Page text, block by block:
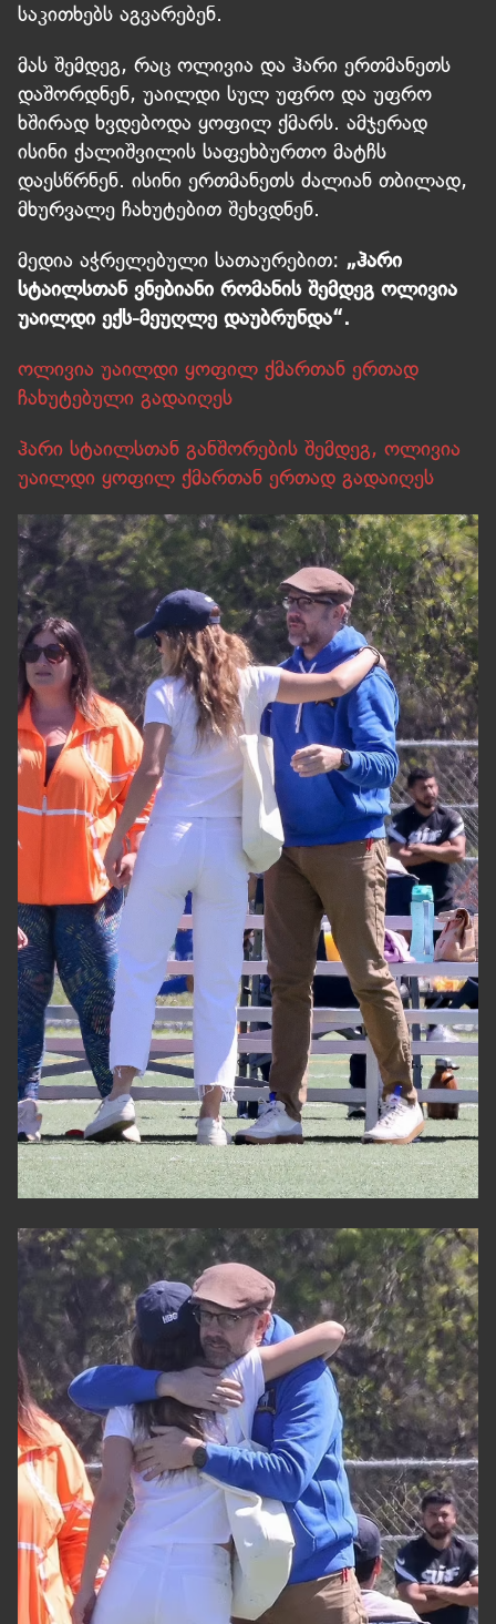
საკითხებს აგვარებენ.
მას შემდეგ, რაც ოლივია და ჰარი ერთმანეთს
დაშორდნენ, უაილდი სულ უფრო და უფრო
ხშირად ხვდებოდა ყოფილ ქმარს. ამჯერად
ისინი ქალიშვილის საფეხბურთო მატჩს
დაესწრნენ. ისინი ერთმანეთს ძალიან თბილად,
მხურვალე ჩახუტებით შეხვდნენ.
მედია აჭრელებული სათაურებით: „ჰარი
სტაილსთან ვნებიანი რომანის შემდეგ ოლივია
უაილდი ექს-მეუღლე დაუბრუნდა“.
ოლივია უაილდი ყოფილ ქმართან ერთად
ჩახუტებული გადაიღეს
ჰარი სტაილსთან განშორების შემდეგ, ოლივია
უაილდი ყოფილ ქმართან ერთად გადაიღეს